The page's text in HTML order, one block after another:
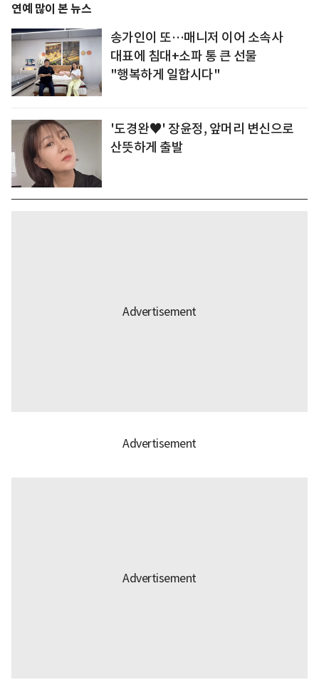
연예 많이 본 뉴스
송가인이 또…매니저 이어 소속사
대표에 침대+소파 통 큰 선물
"행복하게 일합시다"
'도경완♥' 장윤정, 앞머리 변신으로
산뜻하게 출발